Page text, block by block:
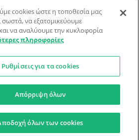
για …καλοφαγάδες!
Δεδομένων Όροι Xρήσης
να κάνει λάθη — ελέγξτε τις συνταγές.
cookies ώστε η τοποθεσία μας
σωστά, να εξατομικεύουμε
να αναλύουμε την κυκλοφορία
πληροφορίες
Ρυθμίσεις για τα cookies
Απόρριψη όλων
όλων των cookies